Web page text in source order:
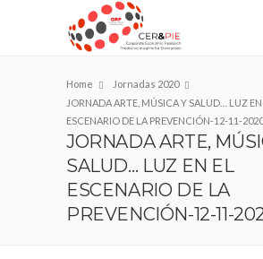
Home
Jornadas 2020
JORNADA ARTE, MÚSICA Y SALUD… LUZ EN
ESCENARIO DE LA PREVENCIÓN-12-11-2020
JORNADA ARTE,
SALUD… LUZ EN EL
ESCENARIO DE LA
PREVENCIÓN-12-11-